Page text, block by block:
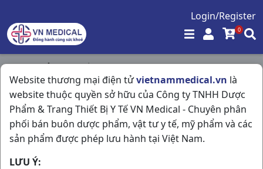
Login/Register
0
Website thương mại điện tửvietnammedical.vn là
website thuộc quyền sở hữu của Công ty TNHH Dược
Phẩm & Trang Thiết Bị Y Tế VN Medical - Chuyên phân
phối bán buôn dược phẩm, vật tư y tế, mỹ phẩm và các
sản phẩm được phép lưu hành tại Việt Nam.
LƯU Ý:
Trang chủ / Thuốc Dùng Ngoài Da /
Daktarin Oralgel T10gr Janssen